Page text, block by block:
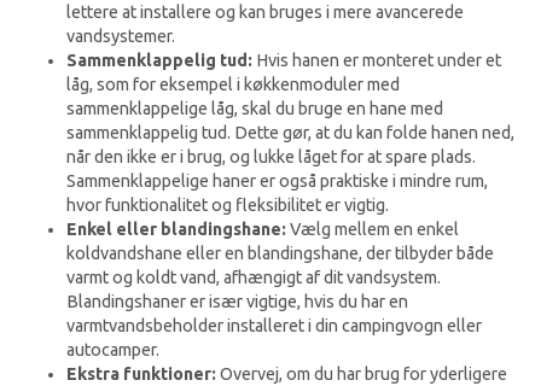
lettere at installere og kan bruges i mere avancerede
vandsystemer.
Sammenklappelig tud: Hvis hanen er monteret under et
låg, som for eksempel i køkkenmoduler med
sammenklappelige låg, skal du bruge en hane med
sammenklappelig tud. Dette gør, at du kan folde hanen ned,
når den ikke er i brug, og lukke låget for at spare plads.
Sammenklappelige haner er også praktiske i mindre rum,
hvor funktionalitet og fleksibilitet er vigtig.
Enkel eller blandingshane:Vælg mellem en enkel
koldvandshane eller en blandingshane, der tilbyder både
varmt og koldt vand, afhængigt af dit vandsystem.
Blandingshaner er især vigtige, hvis du har en
varmtvandsbeholder installeret i din campingvogn eller
autocamper.
Ekstra funktioner:Overvej, om du har brug for yderligere